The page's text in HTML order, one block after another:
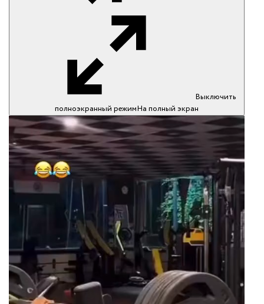
Выключить
полноэкранный режимНа полный экран